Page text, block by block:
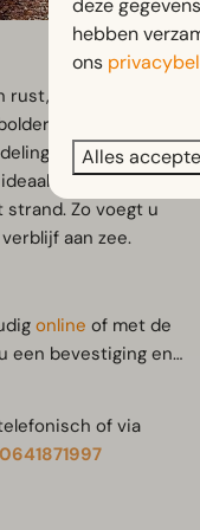
rust, comfort en de
is een
door de duinen
voor het
strand. Zo voegt u
aan zee.
online of met de
een bevestiging en
of via
0641871997
hebben
ons
Alles